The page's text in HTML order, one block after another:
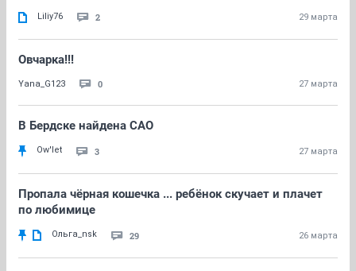
Liliy76 2 29 марта
Овчарка!!!
Yana_G123 0 27 марта
В Бердске найдена САО
Ow'let 3 27 марта
Пропала чёрная кошечка ... ребёнок скучает и плачет
по любимице
Ольга_nsk 29 26 марта